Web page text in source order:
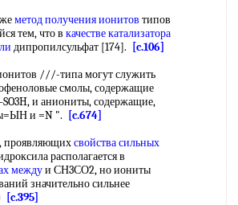
метод получения ионитов типов
тем, что в качестве катализатора
дипропилсульфат [174].
[c.106]
///-типа могут служить
смолы, содержащие
и аниониты, содержащие,
и =N ".
[c.674]
свойства сильных
располагается в
междуи СН3СО2, но иониты
значительно сильнее
[c.395]